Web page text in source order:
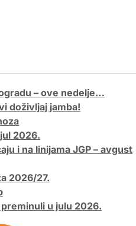
– ove nedelje…
doživljaj jamba!
2026.
i na linijama JGP – avgust
2026/27.
u julu 2026.